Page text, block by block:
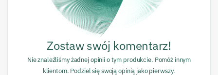
Zostaw swój komentarz!
Nie znaleźliśmy żadnej opinii o tym produkcie. Pomóż innym
klientom. Podziel się swoją opinią jako pierwszy.